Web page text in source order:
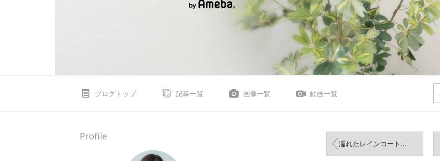
ブログトップ 記事一覧 画像一覧 動画一覧
濡れたレインコートの置き場所
Profile